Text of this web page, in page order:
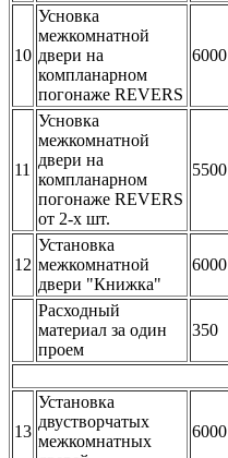
10
Усновка
межкомнатной
двери на
компланарном
погонаже REVERS
6000
11
Усновка
межкомнатной
двери на
компланарном
погонаже REVERS
от 2-х шт.
5500
12
Установка
межкомнатной
двери "Книжка"
6000
Расходный
материал за один
проем
350
13
Установка
двустворчатых
межкомнатных
6000